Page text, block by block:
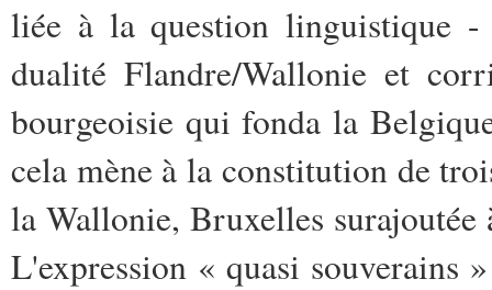
liée à la question linguistique -
dualité Flandre/Wallonie et
bourgeoisie qui fonda la
cela mène à la constitution de
la Wallonie, Bruxelles
L'expression « quasi souverains